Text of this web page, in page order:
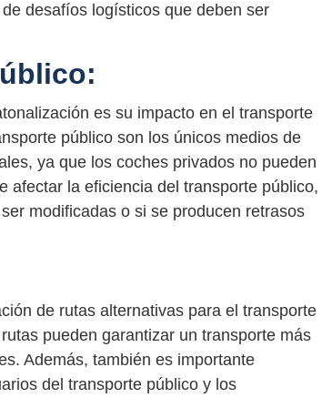
desafíos logísticos que deben ser
es su impacto en el transporte
público son los únicos medios de
ya que los coches privados no pueden
afectar la eficiencia del transporte público,
modificadas o si se producen retrasos
de rutas alternativas para el transporte
pueden garantizar un transporte más
Además, también es importante
del transporte público y los